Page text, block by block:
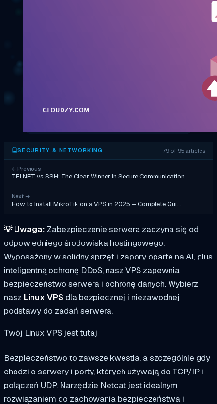
SECURITY & NETWORKING 79 of 95 articles
← Previous
TELNET vs SSH: The Clear Winner in Secure Communication
Next →
How to Install MikroTik on a VPS in 2025 – Complete Gui…
💡Uwaga: Zabezpieczenie serwera zaczyna się od
odpowiedniego środowiska hostingowego.
Wyposażony w solidny sprzęt i zapory oparte na AI, plus
inteligentną ochronę DDoS, nasz VPS zapewnia
bezpieczeństwo serwera i ochronę danych. Wybierz
nasz Linux VPS dla bezpiecznej i niezawodnej
podstawy do zadań serwera.
Twój Linux VPS jest tutaj
Bezpieczeństwo to zawsze kwestia, a szczególnie gdy
chodzi o serwery i porty, których używają do TCP/IP i
połączeń UDP. Narzędzie Netcat jest idealnym
rozwiązaniem do zachowania bezpieczeństwa i